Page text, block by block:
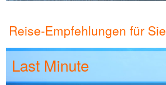
Reise-Empfehlungen für Sie
Last Minute